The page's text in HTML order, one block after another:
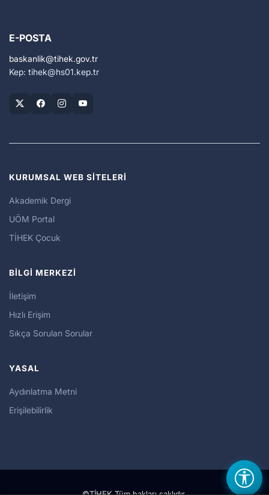
E-POSTA
baskanlik tihek.gov.tr
Kep: tihek hs01.kep.tr
KURUMSAL WEB SİTELERİ
Akademik Dergi
UÖM Portal
TİHEK Çocuk
BİLGİ MERKEZİ
İletişim
Hızlı Erişim
Sıkça Sorulan Sorular
YASAL
Aydınlatma Metni
Erişilebilirlik